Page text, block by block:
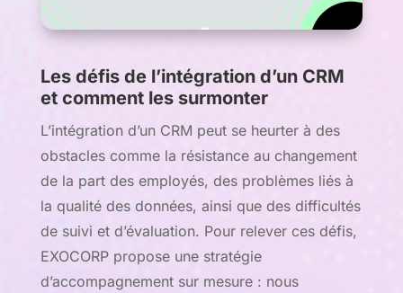
Les défis de l’intégration d’un CRM
et comment les surmonter
L’intégration d’un CRM peut se heurter à des
obstacles comme la résistance au changement
de la part des employés, des problèmes liés à
la qualité des données, ainsi que des difficultés
de suivi et d’évaluation. Pour relever ces défis,
EXOCORP propose une stratégie
d’accompagnement sur mesure : nous